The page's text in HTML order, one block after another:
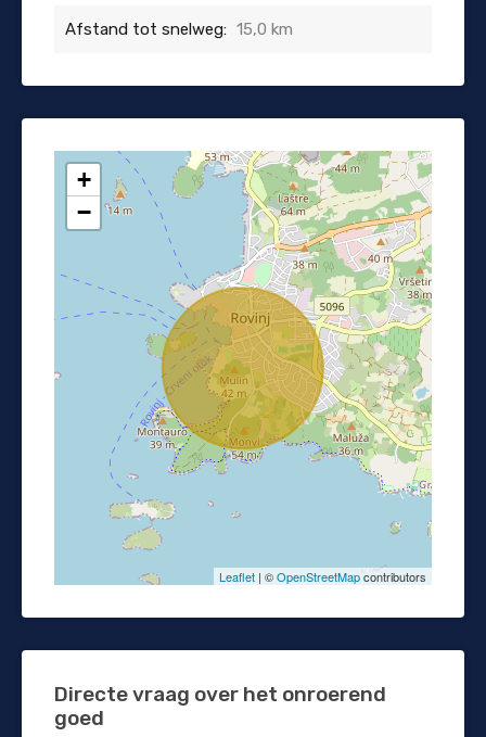
Afstand tot snelweg: 15,0 km
+
−
Leaflet | ©OpenStreetMapcontributors
Directe vraag over het onroerend
goed